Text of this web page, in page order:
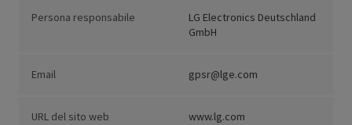
Persona responsabile
LG Electronics Deutschland
GmbH
Email gpsr@lge.com
URL del sito web www.lg.com